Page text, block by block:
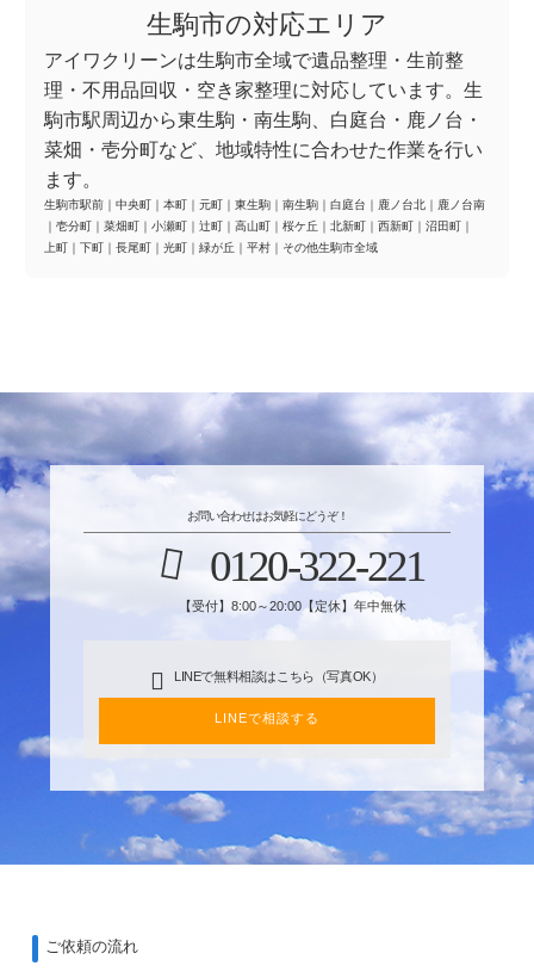
生駒市の対応エリア
アイワクリーンは生駒市全域で遺品整理・生前整
理・不用品回収・空き家整理に対応しています。生
駒市駅周辺から東生駒・南生駒、白庭台・鹿ノ台・
菜畑・壱分町など、地域特性に合わせた作業を行い
ます。
生駒市駅前 中央町 本町 元町 東生駒 南生駒 白庭台 鹿ノ台北
鹿ノ台南
壱分町 菜畑町 小瀬町 辻町 高山町 桜ケ丘 北新町 西新町 沼田町
上町
下町 長尾町 光町 緑が丘 平村 その他生駒市全域
お問い合わせはお気軽にどうぞ！
0120-322-221
【受付】8:00～20:00【定休】年中無休
LINEで無料相談はこちら（写真OK）
LINEで相談する
ご依頼の流れ